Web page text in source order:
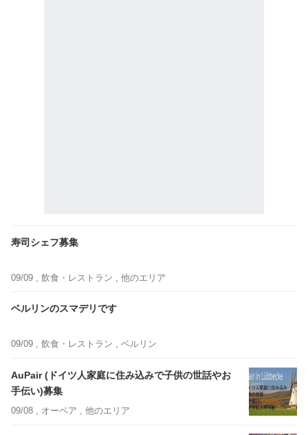
寿司シェフ募集
09/09 , 飲食・レストラン , 他のエリア
ベルリンのスマデリです
09/09 , 飲食・レストラン , ベルリン
AuPair (ドイツ人家庭に住み込みで子供の世話やお
手伝い)募集
09/08 , オーペア , 他のエリア